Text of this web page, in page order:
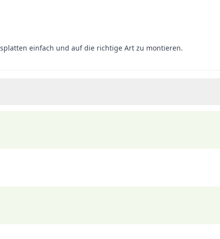
einfach und auf die richtige Art zu montieren.